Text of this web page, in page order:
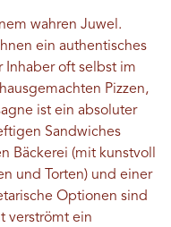
wahren Juwel.
ein authentisches
Inhaber oft selbst im
Pizzen,
ist ein absoluter
Sandwiches
Bäckerei (mit kunstvoll
und Torten) und einer
Optionen sind
verströmt ein